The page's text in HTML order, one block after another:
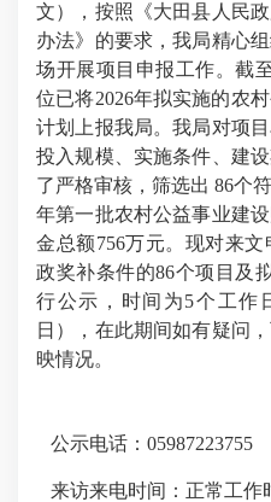
文），按照《大田县人民
办法》的要求，我局精心
场开展项目申报工作。截
位已将2026年拟实施的农
计划上报我局。我局对项
投入规模、实施条件、建
了严格审核，筛选出 86个
年第一批农村公益事业建
金总额756万元。 现对来文
政奖补条件的86个项目及
行公示，时间为5个工作
日），在此期间如有疑问
映情况。
公示电话：05987223755
来访来电时间：正常工作